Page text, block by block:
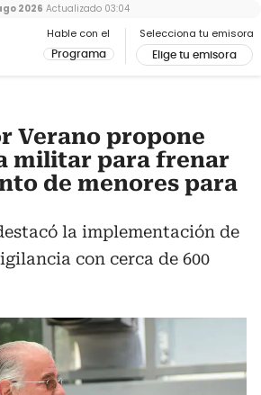
Hable con el
Programa
Selecciona tu emisora
Elige tu emisora
2026 Actualizado 03:04
Verano propone
militar para frenar
de menores para
la implementación de
con cerca de 600